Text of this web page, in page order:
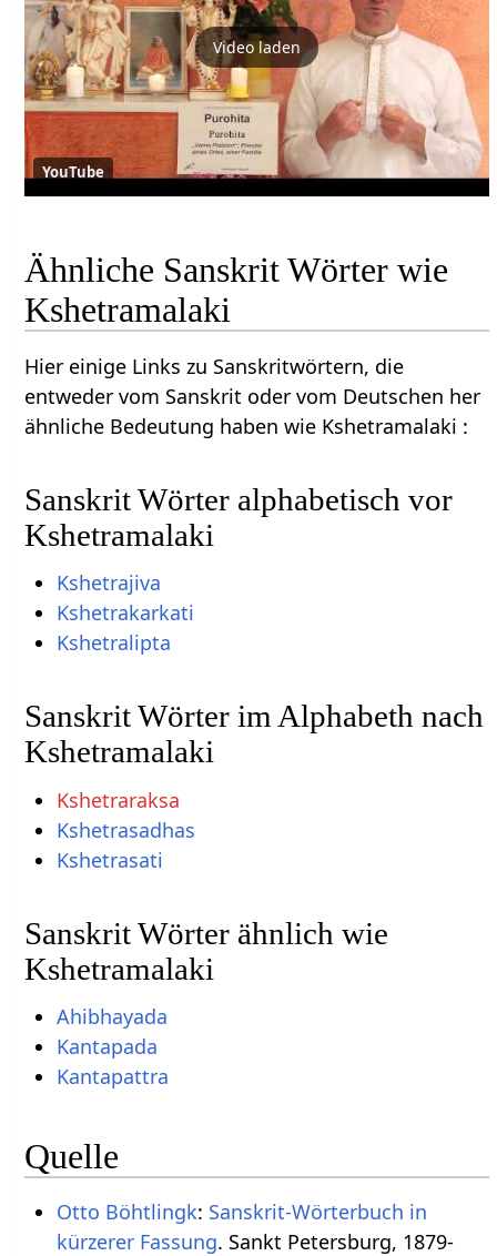
Video laden
YouTube
Ähnliche Sanskrit Wörter wie
Kshetramalaki
Hier einige Links zu Sanskritwörtern, die
entweder vom Sanskrit oder vom Deutschen her
ähnliche Bedeutung haben wie Kshetramalaki :
Sanskrit Wörter alphabetisch vor
Kshetramalaki
Kshetrajiva
Kshetrakarkati
Kshetralipta
Sanskrit Wörter im Alphabeth nach
Kshetramalaki
Kshetraraksa
Kshetrasadhas
Kshetrasati
Sanskrit Wörter ähnlich wie
Kshetramalaki
Ahibhayada
Kantapada
Kantapattra
Quelle
Otto Böhtlingk: Sanskrit-Wörterbuch in
kürzerer Fassung. Sankt Petersburg, 1879-